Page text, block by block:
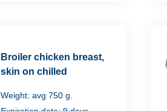
Broiler chicken breast,
skin on chilled
Weight: avg 750 g.